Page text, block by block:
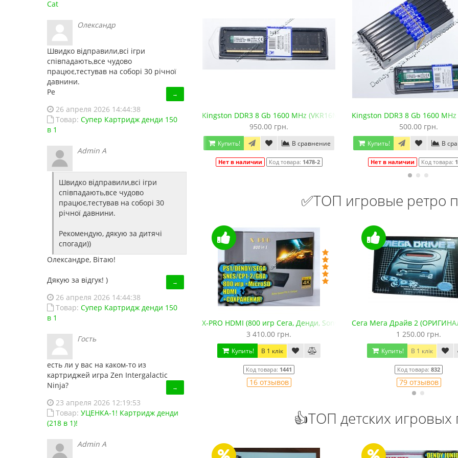
Cat
Олександр
Швидко відправили,всі ігри
співпадають,все чудово
працює,тестував на соборі 30 річної
давнини.
Ре
→
26 апреля 2026 14:44:38
Товар: Супер Картридж денди 150
в 1
Admin A
Швидко відправили,всі ігри
співпадають,все чудово
працює,тестував на соборі 30
річної давнини.
Рекомендую, дякую за дитячі
спогади))
Олександре, Вітаю!
Дякую за відгук! ) →
26 апреля 2026 14:44:38
Товар: Супер Картридж денди 150
в 1
Гость
есть ли у вас на каком-то из
картриджей игра Zen Intergalactic
Ninja?
→
23 апреля 2026 12:19:53
Товар: УЦЕНКА-1! Картридж денди
(218 в 1)!
Admin A
Kingston DDR3 4 Gb 1333 MHz (VKR1333D3N9/4G) Новая!
430.00 грн.
530.00 грн.
Kingston DDR3 8 Gb 1600 MHz (VKR16N11/8) Новая!
950.00 грн.
Купить! В сравнение
Нет в наличии Код товара: 1478-2
Kingston DDR3 8 Gb 1600
500.00 грн.
Купить! В
Нет в наличии Код товара:
✅ТОП игровые ретро
Денди HD-88 (HDMI, беспроводные джойстики)
Код товара: HD88
18 отзывов
X-PRO HDMI (800 игр Сега, Денди, Sony PS1, SNES, GBA. +microSD)
3 410.00 грн.
Купить! В 1 клік
Код товара: 1441
16 отзывов
Сега Мега Драйв 2
1 250.00 грн.
Купить! В 1 клік
Код товара: 832
79 отзывов
👍ТОП детских игровых